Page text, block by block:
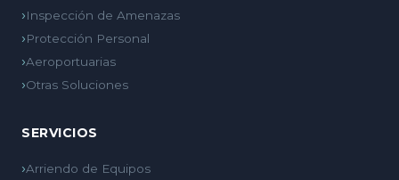
Inspección de Amenazas
Protección Personal
Aeroportuarias
Otras Soluciones
SERVICIOS
Arriendo de Equipos